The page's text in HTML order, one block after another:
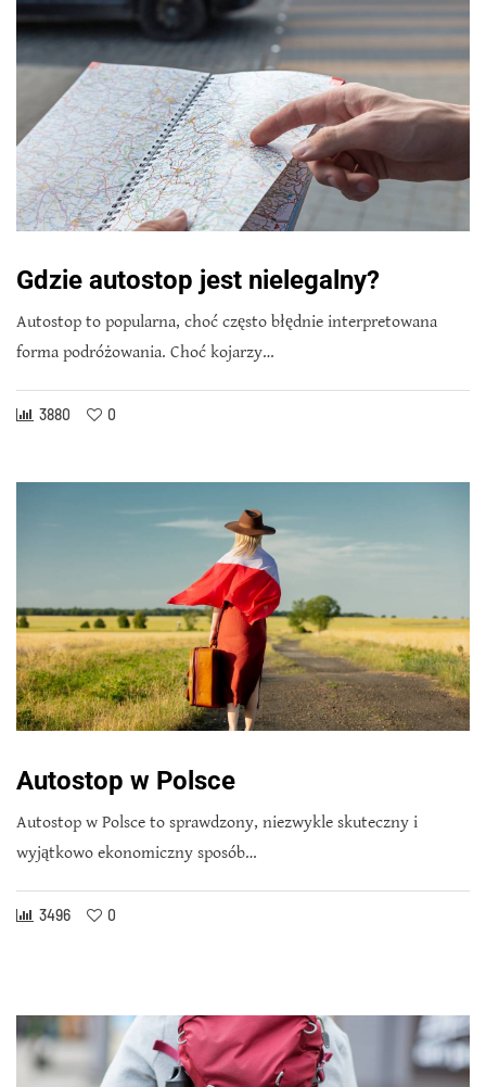
Gdzie autostop jest nielegalny?
Autostop to popularna, choć często błędnie interpretowana
forma podróżowania. Choć kojarzy…
3880 0
Autostop w Polsce
Autostop w Polsce to sprawdzony, niezwykle skuteczny i
wyjątkowo ekonomiczny sposób…
3496 0